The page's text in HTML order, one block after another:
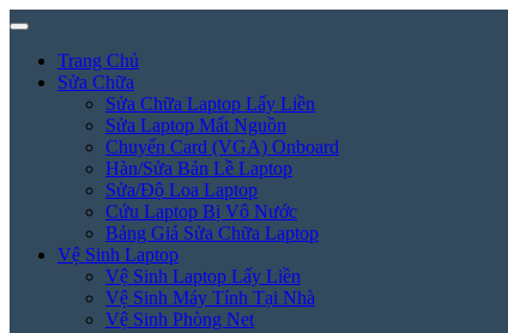
Trang Chủ
Sửa Chữa
Sửa Chữa Laptop Lấy Liền
Sửa Laptop Mất Nguồn
Chuyển Card (VGA) Onboard
Hàn/Sửa Bản Lề Laptop
Sửa/Độ Loa Laptop
Cứu Laptop Bị Vô Nước
Bảng Giá Sửa Chữa Laptop
Vệ Sinh Laptop
Vệ Sinh Laptop Lấy Liền
Vệ Sinh Máy Tính Tại Nhà
Vệ Sinh Phòng Net